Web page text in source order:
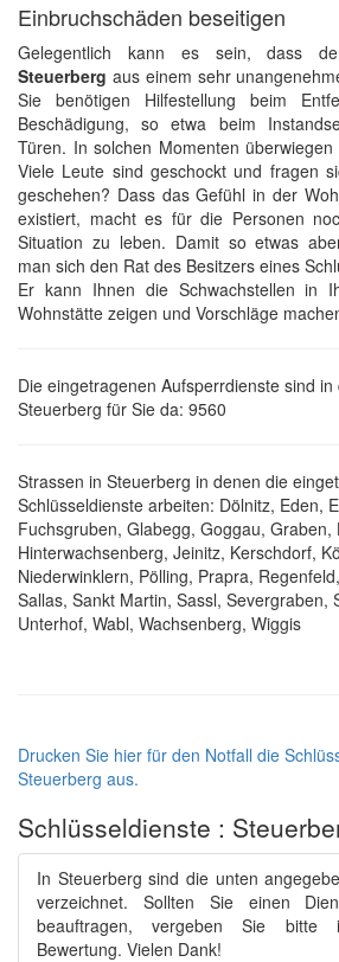
Einbruchschäden beseitigen
Gelegentlich kann es sein, dass
Steuerberg aus einem sehr
Sie benötigen Hilfestellung beim
Beschädigung, so etwa beim
Türen. In solchen Momenten
Viele Leute sind geschockt und fragen
geschehen? Dass das Gefühl in der
existiert, macht es für die Personen
Situation zu leben. Damit so etwas
man sich den Rat des Besitzers eines
Er kann Ihnen die Schwachstellen in
Wohnstätte zeigen und Vorschläge
Die eingetragenen Aufsperrdienste sind in
Steuerberg für Sie da: 9560
Strassen in Steuerberg in denen die
Schlüsseldienste arbeiten: Dölnitz, Eden,
Fuchsgruben, Glabegg, Goggau, Graben,
Hinterwachsenberg, Jeinitz, Kerschdorf,
Niederwinklern, Pölling, Prapra,
Sallas, Sankt Martin, Sassl, Severgraben,
Unterhof, Wabl, Wachsenberg, Wiggis
Drucken Sie hier für den Notfall die
Steuerberg aus.
Schlüsseldienste :
In Steuerberg sind die unten
verzeichnet. Sollten Sie einen
beauftragen, vergeben Sie bitte
Bewertung. Vielen Dank!